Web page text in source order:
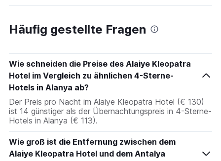
Häufig gestellte Fragen
Wie schneiden die Preise des Alaiye Kleopatra
Hotel im Vergleich zu ähnlichen 4-Sterne-
Hotels in Alanya ab?
Der Preis pro Nacht im Alaiye Kleopatra Hotel (€ 130)
ist 14 günstiger als der Übernachtungspreis in 4-Sterne-
Hotels in Alanya (€ 113).
Wie groß ist die Entfernung zwischen dem
Alaiye Kleopatra Hotel und dem Antalya